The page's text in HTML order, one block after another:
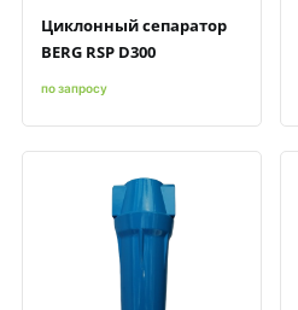
Циклонный сепаратор
BERG RSP D300
по запросу
Быстрый просмотрДобавить к сравнению